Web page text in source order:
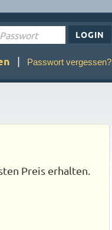
LOGIN
| Passwort vergessen?
Preis erhalten.